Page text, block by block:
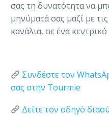
σας τη δυνατότητα να
μηνύματά σας μαζί με
κανάλια, σε ένα
Συνδέστε τον
σας στην Tourmie
Δείτε τον οδηγό